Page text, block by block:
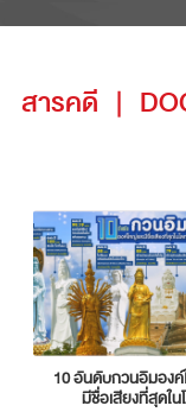
สารคดี |
10 อันดับกวนอิมองค์
มีชื่อเสียงที่สุดใน